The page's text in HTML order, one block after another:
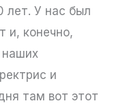
лет. У нас был
и, конечно,
наших
и
там вот этот